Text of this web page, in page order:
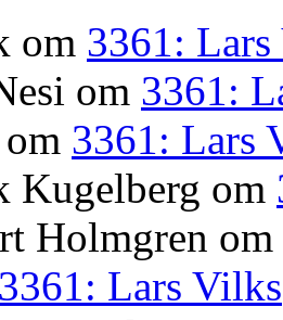
om 3361:
om 3361:
om 3361: Lars
Kugelberg om
Holmgren om
3361: Lars Vilks